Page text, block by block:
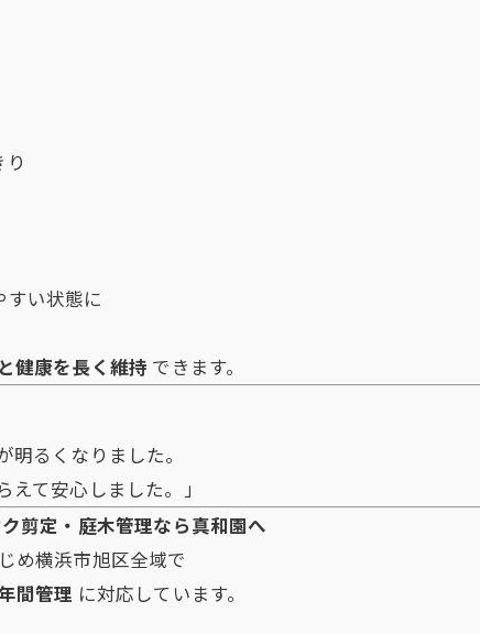
い状態に
健康を長く維持 できます。
明るくなりました。
て安心しました。」
剪定・庭木管理なら真和園へ
め横浜市旭区全域で
間管理 に対応しています。